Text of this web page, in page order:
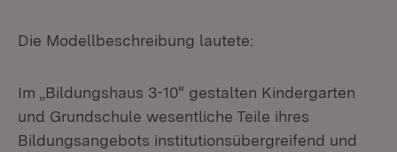
Die Modellbeschreibung lautete:
Im „Bildungshaus 3-10" gestalten Kindergarten
und Grundschule wesentliche Teile ihres
Bildungsangebots institutionsübergreifend und